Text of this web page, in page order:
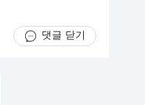
댓글 닫기